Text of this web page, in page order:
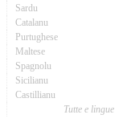
Sardu
Catalanu
Purtughese
Maltese
Spagnolu
Sicilianu
Castillianu
Tutte e lingue